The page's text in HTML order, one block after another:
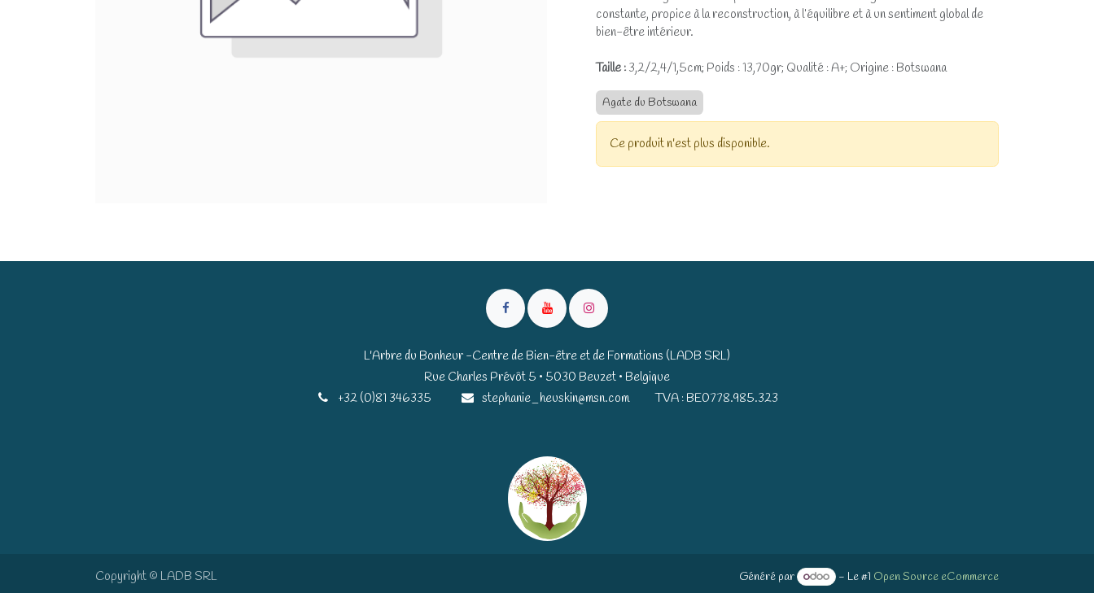
constante, propice à la reconstruction, à l’équilibre et à un sentiment global de
bien-être intérieur.
Taille : 3,2/2,4/1,5cm; Poids : 13,70gr; Qualité : A+; Origine : Botswana
Agate du Botswana
Ce produit n'est plus disponible.
L'Arbre du Bonheur -Centre de Bien-être et de Formations (LADB SRL)
Rue Charles Prévôt 5 • 5030 Beuzet • Belgique​​
+32 (0)81 346335
stephanie_heuskin@msn.com TVA : BE0778.985.323
Copyright © LADB SRL Généré par - Le #1 Open Source eCommerce